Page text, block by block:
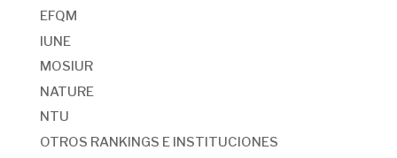
EFQM
IUNE
MOSIUR
NATURE
NTU
OTROS RANKINGS E INSTITUCIONES